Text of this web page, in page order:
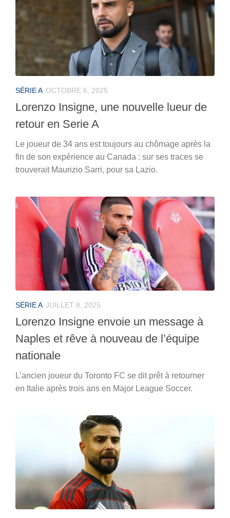
SÉRIE A OCTOBRE 6, 2025
Lorenzo Insigne, une nouvelle lueur de
retour en Serie A
Le joueur de 34 ans est toujours au chômage après la
fin de son expérience au Canada : sur ses traces se
trouverait Maurizio Sarri, pour sa Lazio.
SÉRIE A JUILLET 8, 2025
Lorenzo Insigne envoie un message à
Naples et rêve à nouveau de l’équipe
nationale
L’ancien joueur du Toronto FC se dit prêt à retourner
en Italie après trois ans en Major League Soccer.